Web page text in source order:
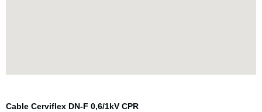
Cable Cerviflex DN-F 0,6/1kV CPR